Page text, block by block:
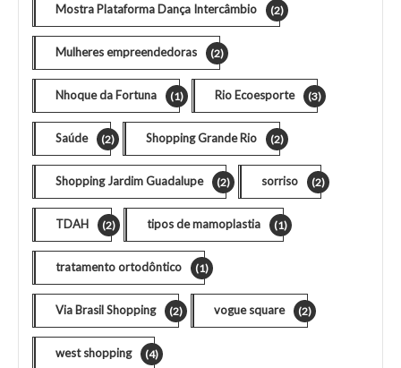
Mostra Plataforma Dança Intercâmbio (2)
Mulheres empreendedoras (2)
Nhoque da Fortuna (1) Rio Ecoesporte (3)
Saúde (2) Shopping Grande Rio (2)
Shopping Jardim Guadalupe (2) sorriso (2)
TDAH (2) tipos de mamoplastia (1)
tratamento ortodôntico (1)
Via Brasil Shopping (2) vogue square (2)
west shopping (4)